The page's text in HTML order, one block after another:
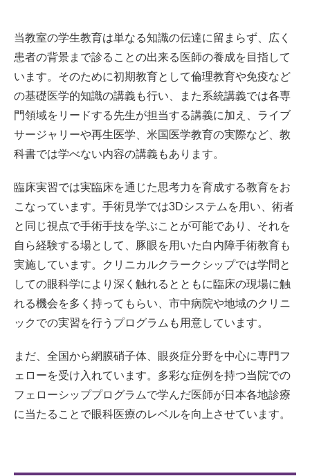
当教室の学生教育は単なる知識の伝達に留まらず、広く
患者の背景まで診ることの出来る医師の養成を目指して
います。そのために初期教育として倫理教育や免疫など
の基礎医学的知識の講義も行い、また系統講義では各専
門領域をリードする先生が担当する講義に加え、ライブ
サージャリーや再生医学、米国医学教育の実際など、教
科書では学べない内容の講義もあります。
臨床実習では実臨床を通じた思考力を育成する教育をお
こなっています。手術見学では3Dシステムを用い、術者
と同じ視点で手術手技を学ぶことが可能であり、それを
自ら経験する場として、豚眼を用いた白内障手術教育も
実施しています。クリニカルクラークシップでは学問と
しての眼科学により深く触れるとともに臨床の現場に触
れる機会を多く持ってもらい、市中病院や地域のクリニ
ックでの実習を行うプログラムも用意しています。
まだ、全国から網膜硝子体、眼炎症分野を中心に専門フ
ェローを受け入れています。多彩な症例を持つ当院での
フェローシッププログラムで学んだ医師が日本各地診療
に当たることで眼科医療のレベルを向上させています。